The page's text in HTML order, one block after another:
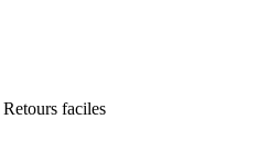
Retours faciles